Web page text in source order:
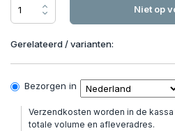
Niet op
Gerelateerd / varianten:
Bezorgen in
Verzendkosten worden in de
totale volume en afleveradres.